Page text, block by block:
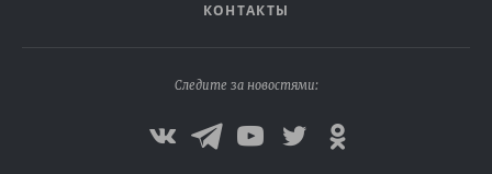
КОНТАКТЫ
Следите за новостями: